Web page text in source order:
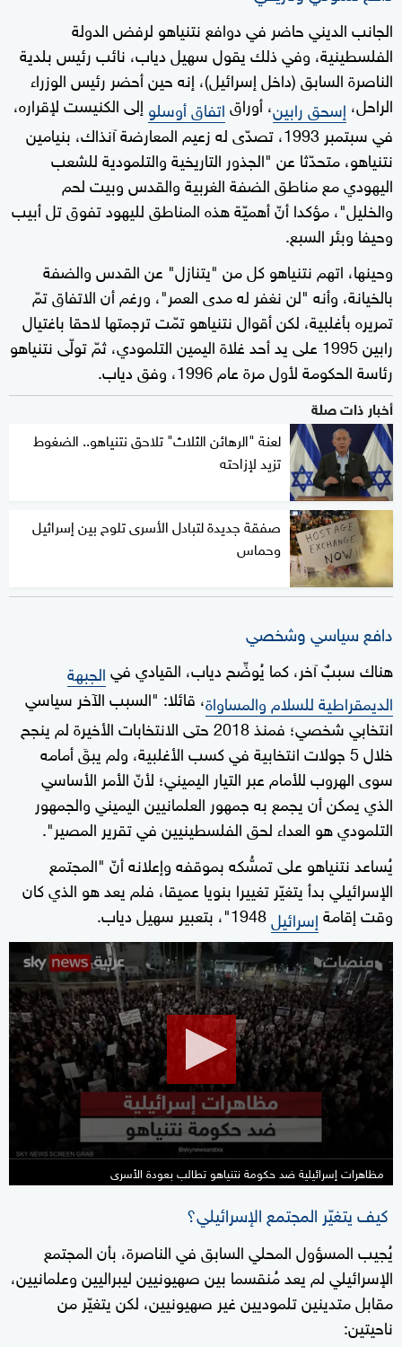
الجانب الديني حاضر في دوافع نتنياهو لرفض الدولة
الفلسطينية، وفي ذلك يقول سهيل دياب، نائب رئيس بلدية
الناصرة السابق (داخل إسرائيل)، إنه حين أحضر رئيس الوزراء
الراحل، إسحق رابين، أوراقاتفاق أوسلو إلى الكنيست لإقراره،
في سبتمبر 1993، تصدّى له زعيم المعارضة آنذاك، بنيامين
نتنياهو، متحدّثا عن "الجذور التاريخية والتلمودية للشعب
اليهودي مع مناطق الضفة الغربية والقدس وبيت لحم
والخليل"، مؤكدا أنّ أهميّة هذه المناطق لليهود تفوق تل أبيب
وحيفا وبئر السبع.
وحينها، اتهم نتنياهو كل من "يتنازل" عن القدس والضفة
بالخيانة، وأنه "لن نغفر له مدى العمر"، ورغم أن الاتفاق تمّ
تمريره بأغلبية، لكن أقوال نتنياهو تمّت ترجمتها لاحقا باغتيال
رابين 1995 على يد أحد غلاة اليمين التلمودي، ثمّ تولّى نتنياهو
رئاسة الحكومة لأول مرة عام 1996، وفق دياب.
أخبار ذات صلة
لعنة "الرهائن الثلاث" تلاحق نتنياهو.. الضغوط
تزيد لإزاحته
صفقة جديدة لتبادل الأسرى تلوح بين إسرائيل
وحماس
دافع سياسي وشخصي
هناك سببٌ آخر، كما يُوضِّح دياب، القيادي فيالجبهة
الديمقراطية للسلام والمساواة، قائلا: "السبب الآخر سياسي
انتخابي شخصي؛ فمنذ 2018 حتى الانتخابات الأخيرة لم ينجح
خلال 5 جولات انتخابية في كسب الأغلبية، ولم يبقَ أمامه
سوى الهروب للأمام عبر التيار اليميني؛ لأنّ الأمر الأساسي
الذي يمكن أن يجمع به جمهور العلمانيين اليميني والجمهور
التلمودي هو العداء لحق الفلسطينيين في تقرير المصير".
يُساعد نتنياهو على تمسُّكه بموقفه وإعلانه أنّ "المجتمع
الإسرائيلي بدأ يتغيّر تغييرا بنويا عميقا، فلم يعد هو الذي كان
وقت إقامةإسرائيل
seconds
of
0
seconds
مظاهرات إسرائيلية ضد حكومة نتنياهو تطالب بعودة الأسرى
كيف يتغيّر المجتمع الإسرائيلي؟
يُجيب المسؤول المحلي السابق في الناصرة، بأن المجتمع
الإسرائيلي لم يعد مُنقسما بين صهيونيين ليبراليين وعلمانيين،
مقابل متدينين تلموديين غير صهيونيين، لكن يتغيّر من
ناحيتين: